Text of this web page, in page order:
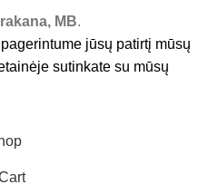
MB.
jūsų patirtį mūsų
sutinkate su mūsų